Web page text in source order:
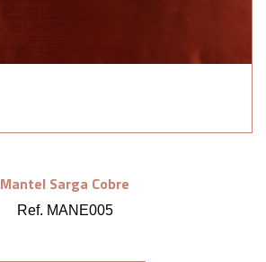
Mantel Sarga Cobre
Ref. MANE005